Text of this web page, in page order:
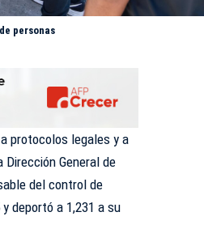
personas
protocolos legales y a
General de
del control de
deportó a 1,231 a su